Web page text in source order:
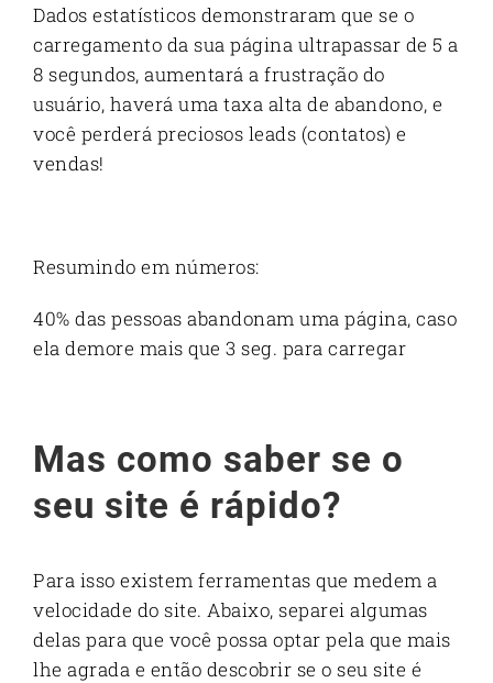
Dados estatísticos demonstraram que se o
carregamento da sua página ultrapassar de 5 a
8 segundos, aumentará a frustração do
usuário, haverá uma taxa alta de abandono, e
você perderá preciosos leads (contatos) e
vendas!
Resumindo em números:
40% das pessoas abandonam uma página, caso
ela demore mais que 3 seg. para carregar
Mas como saber se o
seu site é rápido?
Para isso existem ferramentas que medem a
velocidade do site. Abaixo, separei algumas
delas para que você possa optar pela que mais
lhe agrada e então descobrir se o seu site é